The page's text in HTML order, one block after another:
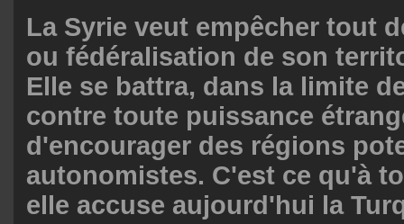
La Syrie veut empêcher tout
ou fédéralisation de son
Elle se battra, dans la limite
contre toute puissance
d'encourager des régions
autonomistes. C'est ce qu'à
elle accuse aujourd'hui la